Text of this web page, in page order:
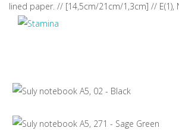
lined paper. // [14,5cm/21cm/1,3cm] // E(1),